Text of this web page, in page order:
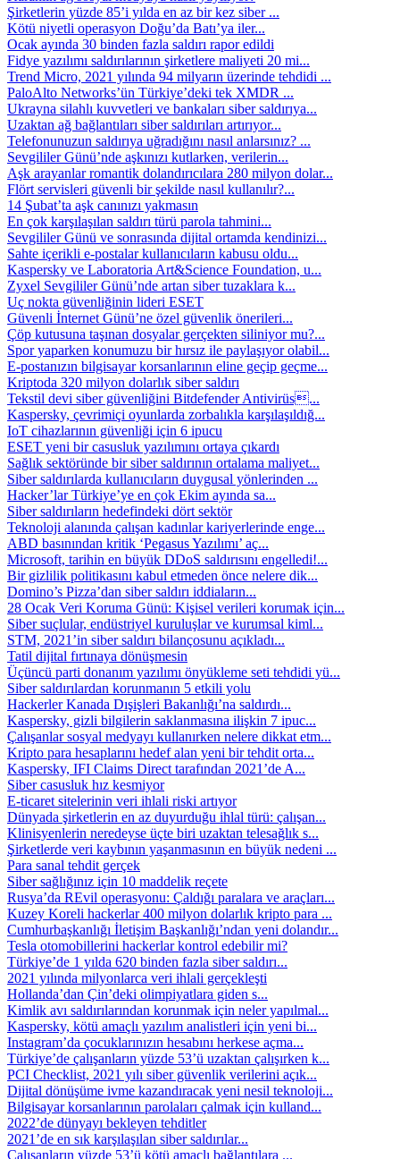
Şirketlerin yüzde 85’i yılda en az bir kez siber ...
Kötü niyetli operasyon Doğu’da Batı’ya iler...
Ocak ayında 30 binden fazla saldırı rapor edildi
Fidye yazılımı saldırılarının şirketlere maliyeti 20 mi...
Trend Micro, 2021 yılında 94 milyarın üzerinde tehdidi ...
PaloAlto Networks’ün Türkiye’deki tek XMDR ...
Ukrayna silahlı kuvvetleri ve bankaları siber saldırıya...
Uzaktan ağ bağlantıları siber saldırıları artırıyor...
Telefonunuzun saldırıya uğradığını nasıl anlarsınız? ...
Sevgililer Günü’nde aşkınızı kutlarken, verilerin...
Aşk arayanlar romantik dolandırıcılara 280 milyon dolar...
Flört servisleri güvenli bir şekilde nasıl kullanılır?...
14 Şubat’ta aşk canınızı yakmasın
En çok karşılaşılan saldırı türü parola tahmini...
Sevgililer Günü ve sonrasında dijital ortamda kendinizi...
Sahte içerikli e-postalar kullanıcıların kabusu oldu...
Kaspersky ve Laboratoria Art&Science Foundation, u...
Zyxel Sevgililer Günü’nde artan siber tuzaklara k...
Uç nokta güvenliğinin lideri ESET
Güvenli İnternet Günü’ne özel güvenlik önerileri...
Çöp kutusuna taşınan dosyalar gerçekten siliniyor mu?...
Spor yaparken konumuzu bir hırsız ile paylaşıyor olabil...
E-postanızın bilgisayar korsanlarının eline geçip geçme...
Kriptoda 320 milyon dolarlık siber saldırı
Tekstil devi siber güvenliğini Bitdefender Antivirüs...
Kaspersky, çevrimiçi oyunlarda zorbalıkla karşılaşıldığ...
IoT cihazlarının güvenliği için 6 ipucu
ESET yeni bir casusluk yazılımını ortaya çıkardı
Sağlık sektöründe bir siber saldırının ortalama maliyet...
Siber saldırılarda kullanıcıların duygusal yönlerinden ...
Hacker’lar Türkiye’ye en çok Ekim ayında sa...
Siber saldırıların hedefindeki dört sektör
Teknoloji alanında çalışan kadınlar kariyerlerinde enge...
ABD basınından kritik ‘Pegasus Yazılımı’ aç...
Microsoft, tarihin en büyük DDoS saldırısını engelledi!...
Bir gizlilik politikasını kabul etmeden önce nelere dik...
Domino’s Pizza’dan siber saldırı iddiaların...
28 Ocak Veri Koruma Günü: Kişisel verileri korumak için...
Siber suçlular, endüstriyel kuruluşlar ve kurumsal kiml...
STM, 2021’in siber saldırı bilançosunu açıkladı...
Tatil dijital fırtınaya dönüşmesin
Üçüncü parti donanım yazılımı önyükleme seti tehdidi yü...
Siber saldırılardan korunmanın 5 etkili yolu
Hackerler Kanada Dışişleri Bakanlığı’na saldırdı...
Kaspersky, gizli bilgilerin saklanmasına ilişkin 7 ipuc...
Çalışanlar sosyal medyayı kullanırken nelere dikkat etm...
Kripto para hesaplarını hedef alan yeni bir tehdit orta...
Kaspersky, IFI Claims Direct tarafından 2021’de A...
Siber casusluk hız kesmiyor
E-ticaret sitelerinin veri ihlali riski artıyor
Dünyada şirketlerin en az duyurduğu ihlal türü: çalışan...
Klinisyenlerin neredeyse üçte biri uzaktan telesağlık s...
Şirketlerde veri kaybının yaşanmasının en büyük nedeni ...
Para sanal tehdit gerçek
Siber sağlığınız için 10 maddelik reçete
Rusya’da REvil operasyonu: Çaldığı paralara ve araçları...
Kuzey Koreli hackerlar 400 milyon dolarlık kripto para ...
Cumhurbaşkanlığı İletişim Başkanlığı’ndan yeni dolandır...
Tesla otomobillerini hackerlar kontrol edebilir mi?
Türkiye’de 1 yılda 620 binden fazla siber saldırı...
2021 yılında milyonlarca veri ihlali gerçekleşti
Hollanda’dan Çin’deki olimpiyatlara giden s...
Kimlik avı saldırılarından korunmak için neler yapılmal...
Kaspersky, kötü amaçlı yazılım analistleri için yeni bi...
Instagram’da çocuklarınızın hesabını herkese açma...
Türkiye’de çalışanların yüzde 53’ü uzaktan çalışırken k...
PCI Checklist, 2021 yılı siber güvenlik verilerini açık...
Dijital dönüşüme ivme kazandıracak yeni nesil teknoloji...
Bilgisayar korsanlarının parolaları çalmak için kulland...
2022’de dünyayı bekleyen tehditler
2021’de en sık karşılaşılan siber saldırılar...
Çalışanların yüzde 53’ü kötü amaçlı bağlantılara ...